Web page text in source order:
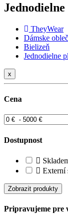
TheyWear
Dámske
Bielizeň
Jednodielne
x
Cena
Dostupnost
Externí
Zobrazit produkty
Pripravujeme pre